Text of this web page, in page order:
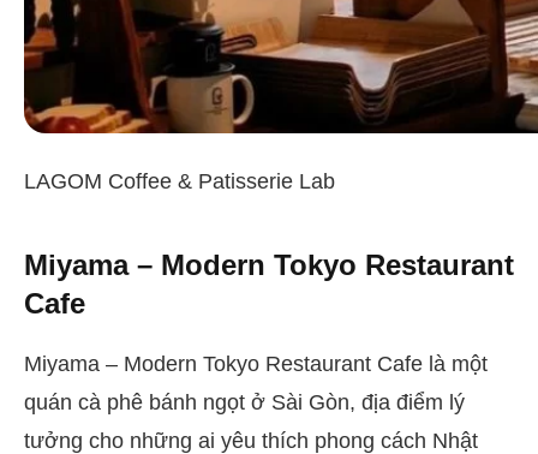
LAGOM Coffee & Patisserie Lab
Miyama – Modern Tokyo Restaurant
Cafe
Miyama – Modern Tokyo Restaurant Cafe là một
quán cà phê bánh ngọt ở Sài Gòn, địa điểm lý
tưởng cho những ai yêu thích phong cách Nhật